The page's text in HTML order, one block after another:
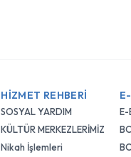
HİZMET REHBERİ
SOSYAL YARDIM
KÜLTÜR MERKEZLERİMİZ
Nikah İşlemleri
E-